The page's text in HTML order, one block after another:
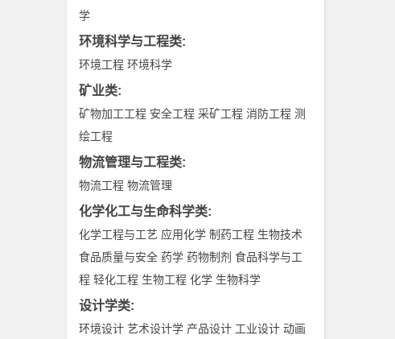
学
环境科学与工程类:
环境工程 环境科学
矿业类:
矿物加工工程 安全工程 采矿工程 消防工程 测
绘工程
物流管理与工程类:
物流工程 物流管理
化学化工与生命科学类:
化学工程与工艺 应用化学 制药工程 生物技术
食品质量与安全 药学 药物制剂 食品科学与工
程 轻化工程 生物工程 化学 生物科学
设计学类:
环境设计 艺术设计学 产品设计 工业设计 动画